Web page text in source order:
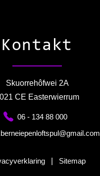
Kontakt
Skuorrehôfwei 2A
CE Easterwierrum
06 - 134 88 000
Sitemap